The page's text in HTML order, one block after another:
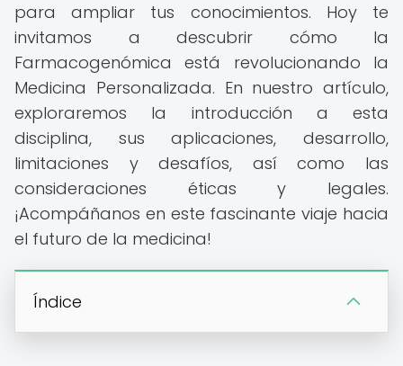
para ampliar tus conocimientos. Hoy te
invitamos a descubrir cómo la
Farmacogenómica está revolucionando la
Medicina Personalizada. En nuestro artículo,
exploraremos la introducción a esta
disciplina, sus aplicaciones, desarrollo,
limitaciones y desafíos, así como las
consideraciones éticas y legales.
¡Acompáñanos en este fascinante viaje hacia
el futuro de la medicina!
Índice